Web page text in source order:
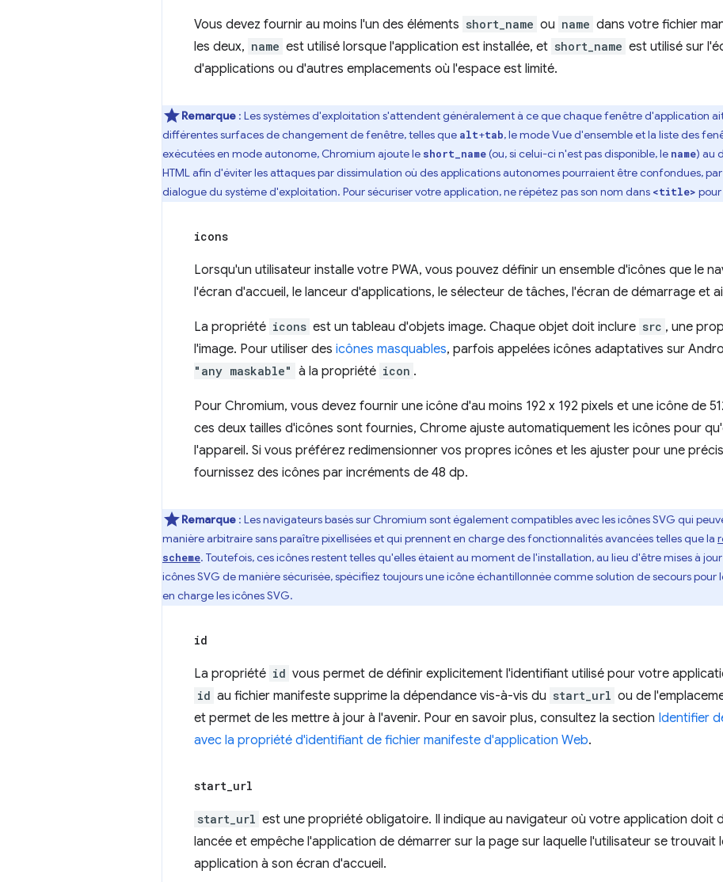
Vous devez fournir au moins l'un des éléments short_name ou name dans votre fichier
les deux, name est utilisé lorsque l'application est installée, et short_name est utilisé sur
d'applications ou d'autres emplacements où l'espace est limité.
Remarque : Les systèmes d'exploitation s'attendent généralement à ce que chaque fenêtre d'application
différentes surfaces de changement de fenêtre, telles que alt+tab, le mode Vue d'ensemble et la liste des
exécutées en mode autonome, Chromium ajoute le short_name(ou, si celui-ci n'est pas disponible, le name) au
HTML afin d'éviter les attaques par dissimulation où des applications autonomes pourraient être confondues,
dialogue du système d'exploitation. Pour sécuriser votre application, ne répétez pas son nom dans <title>
icons
Lorsqu'un utilisateur installe votre PWA, vous pouvez définir un ensemble d'icônes que le
l'écran d'accueil, le lanceur d'applications, le sélecteur de tâches, l'écran de démarrage et
La propriété icons est un tableau d'objets image. Chaque objet doit inclure src , une
l'image. Pour utiliser des icônes masquables, parfois appelées icônes adaptatives sur
"any maskable" à la propriété icon .
Pour Chromium, vous devez fournir une icône d'au moins 192 x 192 pixels et une icône de
ces deux tailles d'icônes sont fournies, Chrome ajuste automatiquement les icônes pour
l'appareil. Si vous préférez redimensionner vos propres icônes et les ajuster pour une
fournissez des icônes par incréments de 48 dp.
Remarque : Les navigateurs basés sur Chromium sont également compatibles avec les icônes SVG qui
manière arbitraire sans paraître pixellisées et qui prennent en charge des fonctionnalités avancées telles que la
scheme. Toutefois, ces icônes restent telles qu'elles étaient au moment de l'installation, au lieu d'être mises à
icônes SVG de manière sécurisée, spécifiez toujours une icône échantillonnée comme solution de secours pour
en charge les icônes SVG.
id
La propriété id vous permet de définir explicitement l'identifiant utilisé pour votre
id au fichier manifeste supprime la dépendance vis-à-vis du start_url ou de
et permet de les mettre à jour à l'avenir. Pour en savoir plus, consultez la section Identifier
avec la propriété d'identifiant de fichier manifeste d'application Web.
start_url
start_url est une propriété obligatoire. Il indique au navigateur où votre application doit
lancée et empêche l'application de démarrer sur la page sur laquelle l'utilisateur se trouvait
application à son écran d'accueil.